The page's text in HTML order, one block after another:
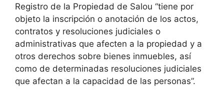
Registro de la Propiedad de Salou “tiene por
objeto la inscripción o anotación de los actos,
contratos y resoluciones judiciales o
administrativas que afecten a la propiedad y a
otros derechos sobre bienes inmuebles, así
como de determinadas resoluciones judiciales
que afectan a la capacidad de las personas”.